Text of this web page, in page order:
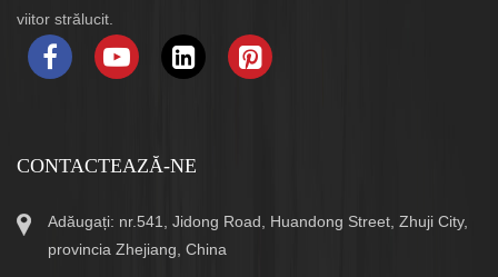
viitor strălucit.
CONTACTEAZĂ-NE
Adăugați: nr.541, Jidong Road, Huandong Street, Zhuji City,
provincia Zhejiang, China